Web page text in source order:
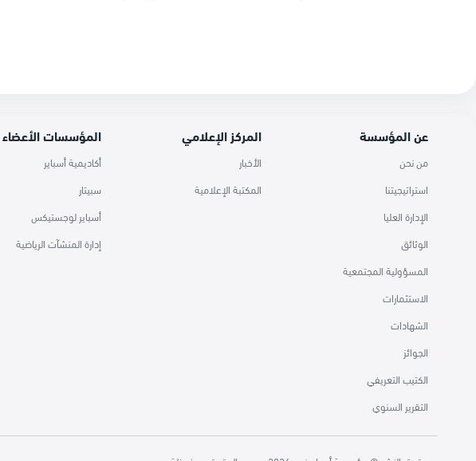
عن المؤسسة
من نحن
استراتيجيتنا
الإدارة العليا
الوثائق
المسؤولية المجتمعية
الاستثمارات
الشهادات
الجوائز
الكتيب التعريفي
التقرير السنوي
المركز الإعلامي
الأخبار
المكتبة الإعلامية
المؤسسات الأعضاء
أكاديمية أسباير
سبيتار
أسباير لوجستيكس
إدارة المنشآت الرياضية